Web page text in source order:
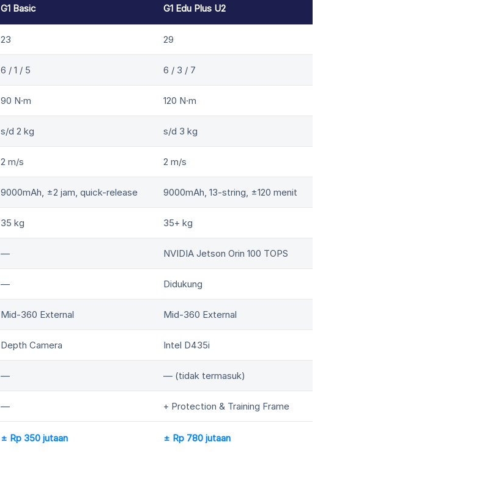
G1 Basic G1 Edu Plus U2
23 29
6 / 1 / 5 6 / 3 / 7
90 N·m 120 N·m
s/d 2 kg s/d 3 kg
2 m/s 2 m/s
9000mAh, ±2 jam, quick-release 9000mAh, 13-string, ±120 menit
35 kg 35+ kg
— NVIDIA Jetson Orin 100 TOPS
— Didukung
Mid-360 External Mid-360 External
Depth Camera Intel D435i
— — (tidak termasuk)
— + Protection & Training Frame
± Rp 350 jutaan ± Rp 780 jutaan